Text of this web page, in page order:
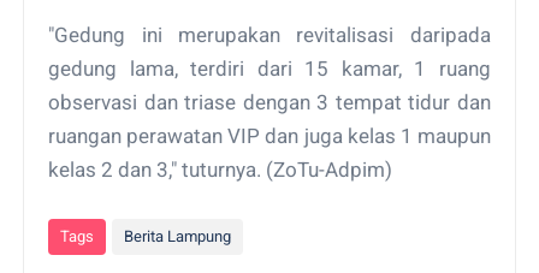
"Gedung ini merupakan revitalisasi daripada
gedung lama, terdiri dari 15 kamar, 1 ruang
observasi dan triase dengan 3 tempat tidur dan
ruangan perawatan VIP dan juga kelas 1 maupun
kelas 2 dan 3," tuturnya. (ZoTu-Adpim)
Tags Berita Lampung